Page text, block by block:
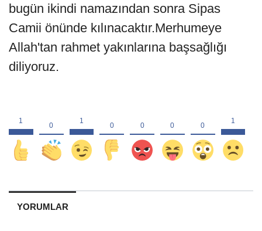
bugün ikindi namazından sonra Sipas
Camii önünde kılınacaktır.Merhumeye
Allah'tan rahmet yakınlarına başsağlığı
diliyoruz.
YORUMLAR